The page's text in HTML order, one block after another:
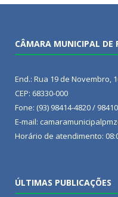
CÂMARA MUNICIPAL DE
End.: Rua 19 de Novembro,
CEP: 68330-000
Fone: (93) 98414-4820 /
E-mail:
Horário de atendimento:
ÚLTIMAS PUBLICAÇÕES